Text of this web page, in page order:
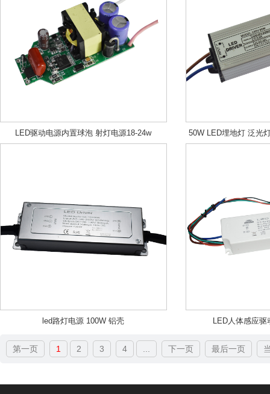
LED驱动电源内置球泡 射灯电源18-24w 50W LED埋地灯 泛光
led路灯电源 100W 铝壳 LED人体感应
第一页 1 2 3 4 下一页 最后一页